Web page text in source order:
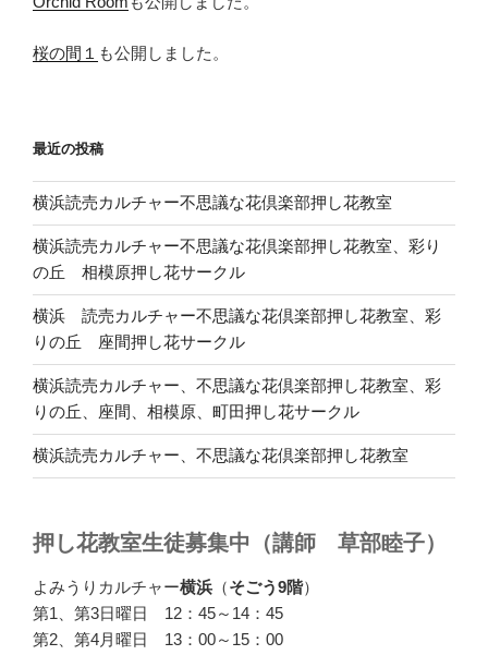
桜の間１ も公開しました。
最近の投稿
横浜読売カルチャー不思議な花倶楽部押し花教室
横浜読売カルチャー不思議な花倶楽部押し花教室、彩り
の丘 相模原押し花サークル
横浜 読売カルチャー不思議な花倶楽部押し花教室、彩
りの丘 座間押し花サークル
横浜読売カルチャー、不思議な花倶楽部押し花教室、彩
りの丘、座間、相模原、町田押し花サークル
横浜読売カルチャー、不思議な花倶楽部押し花教室
押し花教室生徒募集中（講師 草部睦子）
よみうりカルチャー横浜 （そごう9階）
第1、第3日曜日 12：45～14：45
第2、第4月曜日 13：00～15：00